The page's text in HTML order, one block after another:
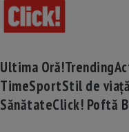
Ultima Oră!Trending
TimeSportStil de viață
SănătateClick! Poftă